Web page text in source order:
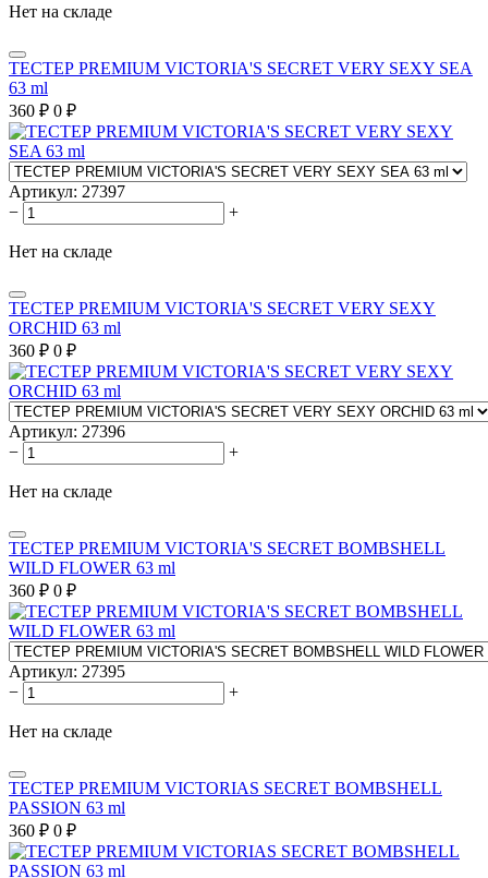
Нет на складе
ТЕСТЕР PREMIUM VICTORIA'S SECRET VERY SEXY SEA
63 ml
360 ₽ 0 ₽
Артикул: 27397
−
+
Нет на складе
ТЕСТЕР PREMIUM VICTORIA'S SECRET VERY SEXY
ORCHID 63 ml
360 ₽ 0 ₽
Артикул: 27396
−
+
Нет на складе
ТЕСТЕР PREMIUM VICTORIA'S SECRET BOMBSHELL
WILD FLOWER 63 ml
360 ₽ 0 ₽
Артикул: 27395
−
+
Нет на складе
ТЕСТЕР PREMIUM VICTORIAS SECRET BOMBSHELL
PASSION 63 ml
360 ₽ 0 ₽